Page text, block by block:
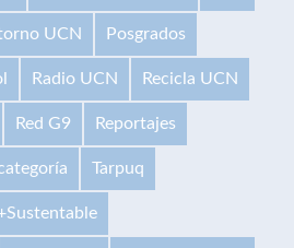
UCN Posgrados
Radio UCN Recicla UCN
Red G9 Reportajes
Tarpuq